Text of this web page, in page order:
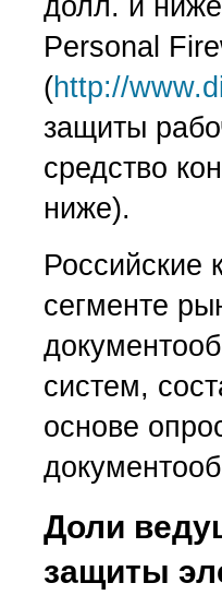
долл. и
Personal
(http://
защиты
средство
ниже).
Российские
сегменте
систем,
основе
Доли
защиты